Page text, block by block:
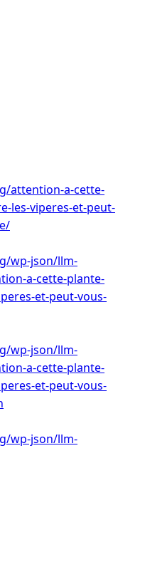
attention-a-cette-
les-viperes-et-peut-
wp-json/llm-
a-cette-plante-
et-peut-vous-
wp-json/llm-
a-cette-plante-
et-peut-vous-
wp-json/llm-